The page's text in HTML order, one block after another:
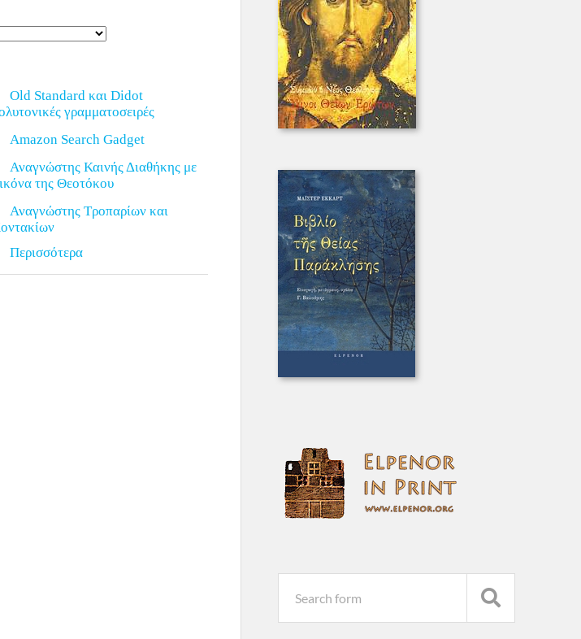
Old Standard και Didot
γραμματοσειρές
Amazon Search Gadget
Αναγνώστης Καινής Διαθήκης με
της Θεοτόκου
Αναγνώστης Τροπαρίων και
Περισσότερα